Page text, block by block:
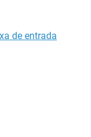
de entrada